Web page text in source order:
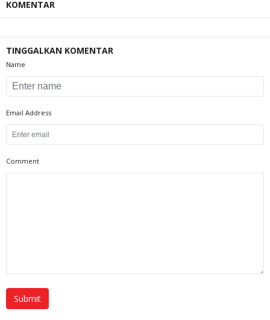
KOMENTAR
TINGGALKAN KOMENTAR
Name
Email Address
Comment